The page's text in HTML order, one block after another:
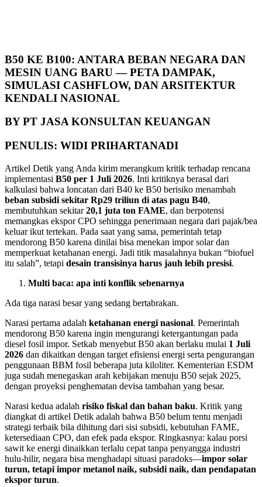
B50 KE B100: ANTARA BEBAN NEGARA DAN
MESIN UANG BARU — PETA DAMPAK,
SIMULASI CASHFLOW, DAN ARSITEKTUR
KENDALI NASIONAL
BY PT JASA KONSULTAN KEUANGAN
PENULIS: WIDI PRIHARTANADI
Artikel Detik yang Anda kirim merangkum kritik terhadap rencana
implementasi B50 per 1 Juli 2026. Inti kritiknya berasal dari
kalkulasi bahwa loncatan dari B40 ke B50 berisiko menambah
beban subsidi sekitar Rp29 triliun di atas pagu B40,
membutuhkan sekitar20,1 juta ton FAME, dan berpotensi
memangkas ekspor CPO sehingga penerimaan negara dari pajak/bea
keluar ikut tertekan. Pada saat yang sama, pemerintah tetap
mendorong B50 karena dinilai bisa menekan impor solar dan
memperkuat ketahanan energi. Jadi titik masalahnya bukan “biofuel
itu salah”, tetapi desain transisinya harus jauh lebih presisi.
Multi baca: apa inti konflik sebenarnya
Ada tiga narasi besar yang sedang bertabrakan.
Narasi pertama adalah ketahanan energi nasional. Pemerintah
mendorong B50 karena ingin mengurangi ketergantungan pada
diesel fosil impor. Setkab menyebut B50 akan berlaku mulai 1 Juli
2026 dan dikaitkan dengan target efisiensi energi serta pengurangan
penggunaan BBM fosil beberapa juta kiloliter. Kementerian ESDM
juga sudah menegaskan arah kebijakan menuju B50 sejak 2025,
dengan proyeksi penghematan devisa tambahan yang besar.
Narasi kedua adalah risiko fiskal dan bahan baku. Kritik yang
diangkat di artikel Detik adalah bahwa B50 belum tentu menjadi
strategi terbaik bila dihitung dari sisi subsidi, kebutuhan FAME,
ketersediaan CPO, dan efek pada ekspor. Ringkasnya: kalau porsi
sawit ke energi dinaikkan terlalu cepat tanpa penyangga industri
hulu-hilir, negara bisa menghadapi situasi paradoks—impor solar
turun, tetapi impor metanol naik, subsidi naik, dan pendapatan
ekspor turun.